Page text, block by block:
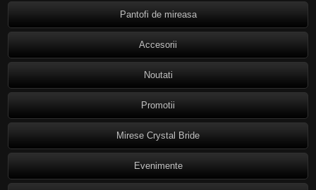
Pantofi de mireasa
Accesorii
Noutati
Promotii
Mirese Crystal Bride
Evenimente